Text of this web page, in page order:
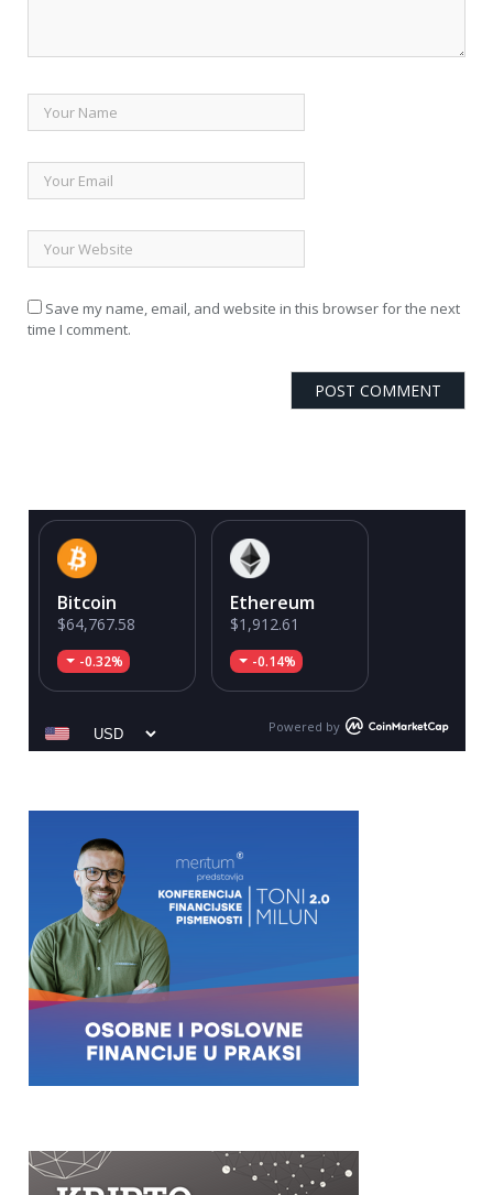
Save my name, email, and website in this browser for the next
time I comment.
Bitcoin
$64,767.58
-0.32%
Ethereum
$1,912.61
-0.14%
Powered by